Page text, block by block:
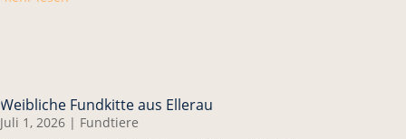
Weibliche Fundkitte aus Ellerau
Juli 1, 2026 | Fundtiere